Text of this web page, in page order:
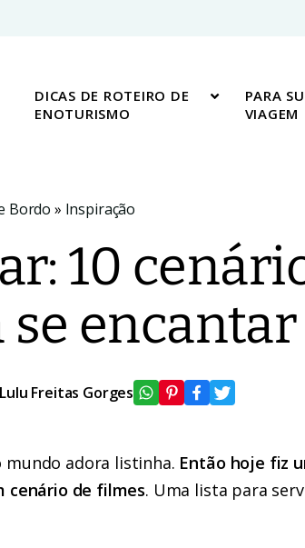
DICAS DE ROTEIRO DE
ENOTURISMO
PARA
VIAGEM
Bordo » Inspiração
10
encantar
Lulu Freitas Gorges
adora listinha. Então hoje fiz
cenário de filmes. Uma lista para